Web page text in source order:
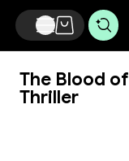
The Blood
Thriller